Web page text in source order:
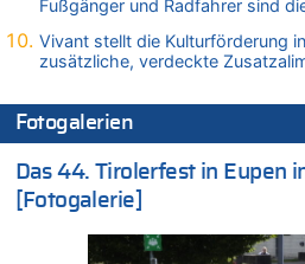
Mehrere Menschen in Londons
Wasserstand des Rheins in NRW
05.08.2026 - 21:10 von Ahja zu
Wasserstand des Rheins in NRW
05.08.2026 - 21:05 von Oberstes
05.08.2026 - 20:50 von
Fußgänger und Radfahrer sind
Vivant stellt die Kulturförderung
zusätzliche, verdeckte
Fotogalerien
Das 44. Tirolerfest in Eupen
[Fotogalerie]